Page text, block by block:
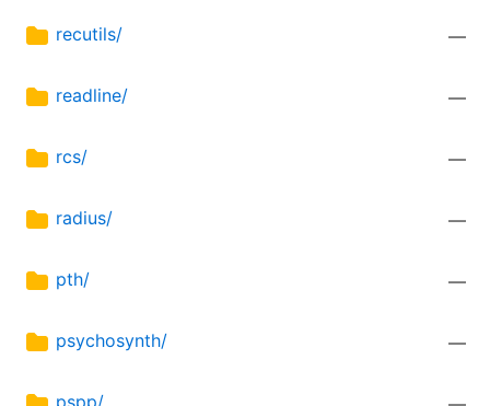
recutils/ —
readline/ —
rcs/ —
radius/ —
pth/ —
psychosynth/ —